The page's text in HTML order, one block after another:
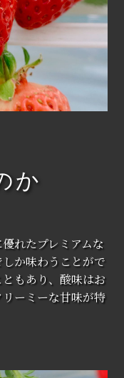
か
れたプレミアムな
か味わうことがで
もあり、酸味はお
ーミーな甘味が特